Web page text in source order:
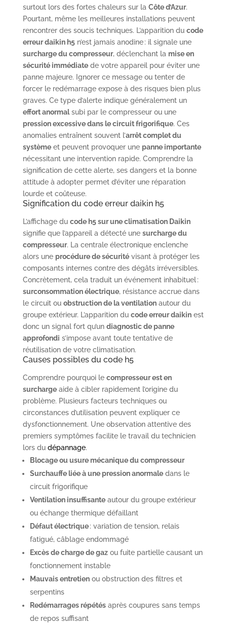
surtout lors des fortes chaleurs sur la Côte d’Azur.
Pourtant, même les meilleures installations peuvent
rencontrer des soucis techniques. L’apparition du code
erreur daikin h5n’est jamais anodine : il signale une
surcharge du compresseur, déclenchant la mise en
sécurité immédiatede votre appareil pour éviter une
panne majeure. Ignorer ce message ou tenter de
forcer le redémarrage expose à des risques bien plus
graves. Ce type d’alerte indique généralement un
effort anormalsubi par le compresseur ou une
pression excessive dans le circuit frigorifique. Ces
anomalies entraînent souvent l’arrêt complet du
systèmeet peuvent provoquer une panne importante
nécessitant une intervention rapide. Comprendre la
signification de cette alerte, ses dangers et la bonne
attitude à adopter permet d’éviter une réparation
lourde et coûteuse.
Signification du code erreur daikin h5
L’affichage du code h5 sur une climatisation Daikin
signifie que l’appareil a détecté une surcharge du
compresseur. La centrale électronique enclenche
alors une procédure de sécuritévisant à protéger les
composants internes contre des dégâts irréversibles.
Concrètement, cela traduit un événement inhabituel :
surconsommation électrique, résistance accrue dans
le circuit ou obstruction de la ventilationautour du
groupe extérieur. L’apparition du code erreur daikinest
donc un signal fort qu’un diagnostic de panne
approfondi s’impose avant toute tentative de
réutilisation de votre climatisation.
Causes possibles du code h5
Comprendre pourquoi le compresseur est en
surchargeaide à cibler rapidement l’origine du
problème. Plusieurs facteurs techniques ou
circonstances d’utilisation peuvent expliquer ce
dysfonctionnement. Une observation attentive des
premiers symptômes facilite le travail du technicien
lors du dépannage.
Blocage ou usure mécanique du compresseur
Surchauffe liée à une pression anormaledans le
circuit frigorifique
Ventilation insuffisanteautour du groupe extérieur
ou échange thermique défaillant
Défaut électrique: variation de tension, relais
fatigué, câblage endommagé
Excès de charge de gazou fuite partielle causant un
fonctionnement instable
Mauvais entretienou obstruction des filtres et
serpentins
Redémarrages répétésaprès coupures sans temps
de repos suffisant